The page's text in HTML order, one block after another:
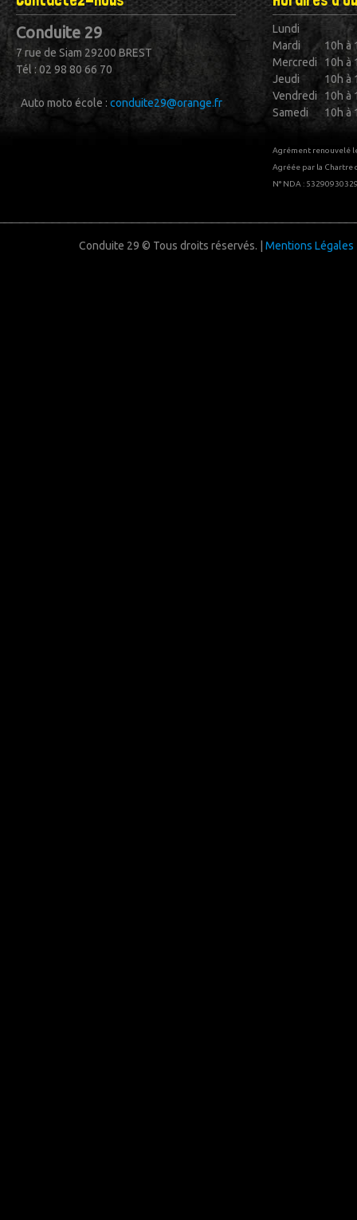
Conduite 29
7 rue de Siam 29200 BREST
Tél : 02 98 80 66 70
Auto moto école : conduite29@orange.fr
Lundi
Mardi
10h à
Mercredi 10h à
Jeudi
10h à
Vendredi 10h à
Samedi
10h à
Agrément renouvelé
Agréée par la Chartre
N° NDA :
Conduite 29 © Tous droits réservés. | Mentions Légales